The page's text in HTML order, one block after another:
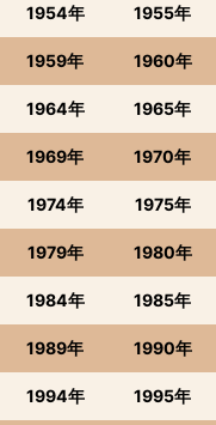
1954年 1955年
1959年 1960年
1964年 1965年
1969年 1970年
1974年 1975年
1979年 1980年
1984年 1985年
1989年 1990年
1994年 1995年